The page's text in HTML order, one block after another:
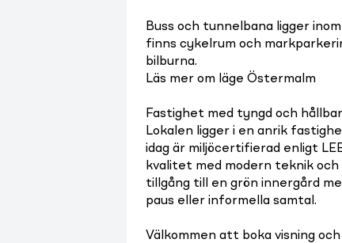
Buss och tunnelbana ligger
finns cykelrum och
bilburna.
Läs mer om läge Östermalm
Fastighet med tyngd och
Lokalen ligger i en anrik
idag är miljöcertifierad enligt
kvalitet med modern teknik och
tillgång till en grön innergård
paus eller informella samtal.
Välkommen att boka visning